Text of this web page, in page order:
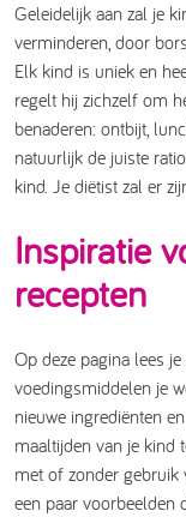
Geleidelijk aan zal je
verminderen, door
Elk kind is uniek en
regelt hij zichzelf om
benaderen: ontbijt,
natuurlijk de juiste
kind. Je diëtist zal er
Inspiratie
recepten
Op deze pagina lees
voedingsmiddelen je
nieuwe ingrediënten
maaltijden van je kind
met of zonder gebruik
een paar voorbeelden